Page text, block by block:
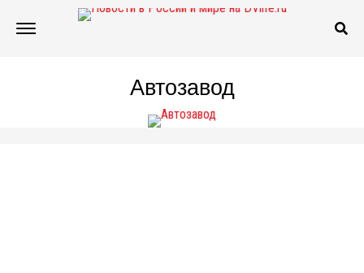
Автозавод